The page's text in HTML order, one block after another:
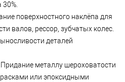
поверхностного наклёпа для
валов, рессор, зубчатых колес.
деталей
металлу шероховатости
или эпоксидными